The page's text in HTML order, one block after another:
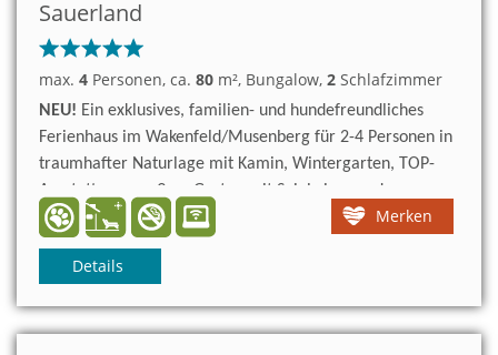
Sauerland
max. 4 Personen, ca. 80 m², Bungalow, 2 Schlafzimmer
NEU! Ein exklusives, familien- und hundefreundliches
Ferienhaus im Wakenfeld/Musenberg für 2-4 Personen in
traumhafter Naturlage mit Kamin, Wintergarten, TOP-
Ausstattung, großem Garten mit Spielwiese und
wunderschöner Aussicht vom Hochgarten. Ins Zentrum
Merken
Details